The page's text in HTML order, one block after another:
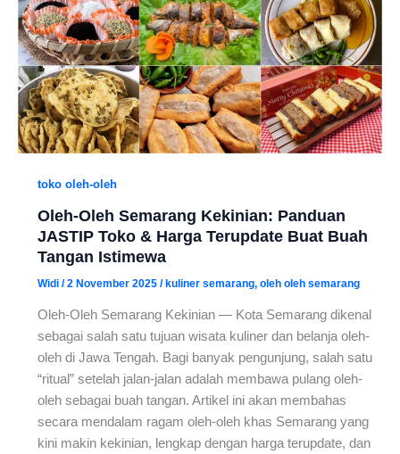
toko oleh-oleh
Oleh-Oleh Semarang Kekinian: Panduan
JASTIP Toko & Harga Terupdate Buat Buah
Tangan Istimewa
Widi /2 November 2025 /kuliner semarang, oleh oleh semarang
Oleh-Oleh Semarang Kekinian — Kota Semarang dikenal
sebagai salah satu tujuan wisata kuliner dan belanja oleh-
oleh di Jawa Tengah. Bagi banyak pengunjung, salah satu
“ritual” setelah jalan-jalan adalah membawa pulang oleh-
oleh sebagai buah tangan. Artikel ini akan membahas
secara mendalam ragam oleh-oleh khas Semarang yang
kini makin kekinian, lengkap dengan harga terupdate, dan